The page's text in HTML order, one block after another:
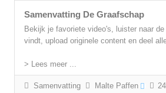
Samenvatting De Graafschap
Bekijk je favoriete video's, luister naar
vindt, upload originele content en deel
> Lees meer ...
Samenvatting Malte Paffen